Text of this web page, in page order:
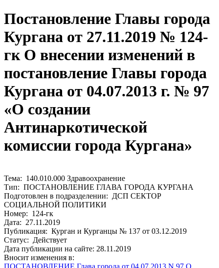
Постановление Главы города
Кургана от 27.11.2019 № 124-
гк О внесении изменений в
постановление Главы города
Кургана от 04.07.2013 г. № 97
«О создании
Антинаркотической
комиссии города Кургана»
Тема: 140.010.000 Здравоохранение
Тип: ПОСТАНОВЛЕНИЕ ГЛАВА ГОРОДА КУРГАНА
Подготовлен в подразделении: ДСП СЕКТОР
СОЦИАЛЬНОЙ ПОЛИТИКИ
Номер: 124-гк
Дата: 27.11.2019
Публикация: Курган и Курганцы № 137 от 03.12.2019
Статус: Действует
Дата публикации на сайте: 28.11.2019
Вносит изменения в:
ПОСТАНОВЛЕНИЕ Глава города от 04.07.2013 N 97 О